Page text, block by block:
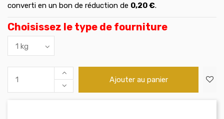
converti en un bon de réduction de 0,20 €.
Choisissez le type de fourniture
Ajouter au panier